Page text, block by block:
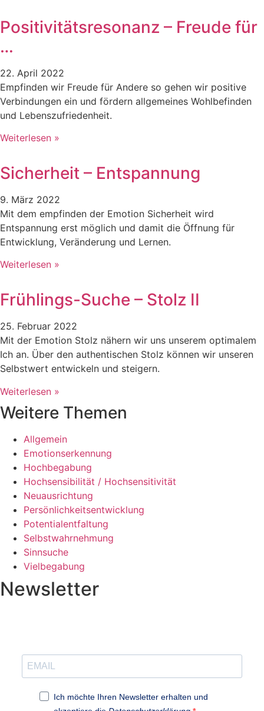
Positivitätsresonanz – Freude für
…
22. April 2022
Empfinden wir Freude für Andere so gehen wir positive
Verbindungen ein und fördern allgemeines Wohlbefinden
und Lebenszufriedenheit.
Weiterlesen »
Sicherheit – Entspannung
9. März 2022
Mit dem empfinden der Emotion Sicherheit wird
Entspannung erst möglich und damit die Öffnung für
Entwicklung, Veränderung und Lernen.
Weiterlesen »
Frühlings-Suche – Stolz II
25. Februar 2022
Mit der Emotion Stolz nähern wir uns unserem optimalem
Ich an. Über den authentischen Stolz können wir unseren
Selbstwert entwickeln und steigern.
Weiterlesen »
Weitere Themen
Allgemein
Emotionserkennung
Hochbegabung
Hochsensibilität / Hochsensitivität
Neuausrichtung
Persönlichkeitsentwicklung
Potentialentfaltung
Selbstwahrnehmung
Sinnsuche
Vielbegabung
Newsletter
Ich möchte Ihren Newsletter erhalten und